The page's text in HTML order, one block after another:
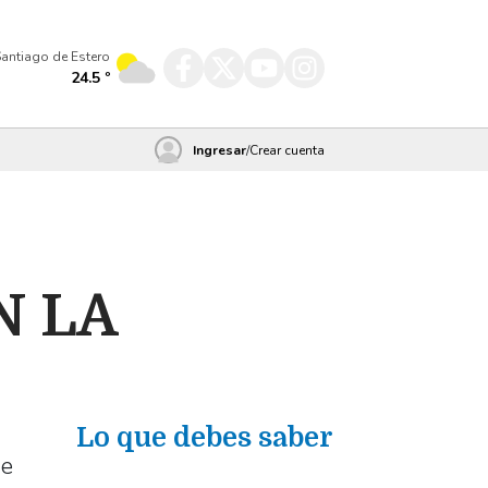
de Estero
24.5 º
Ingresar/Crear cuenta
LA
Lo que debes saber